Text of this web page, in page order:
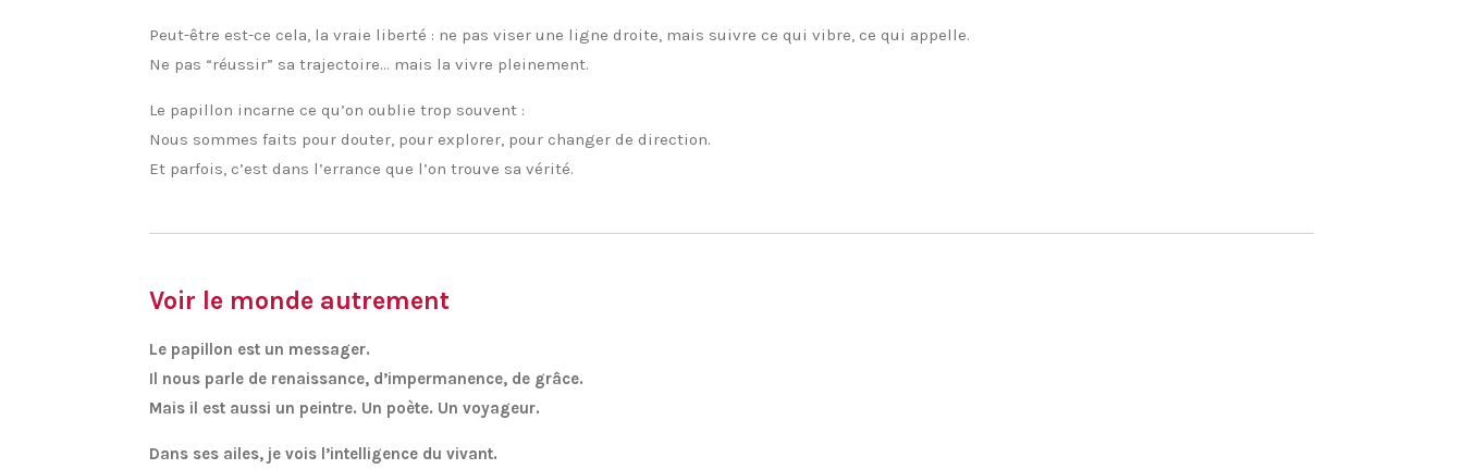
Peut-être est-ce cela, la vraie liberté : ne pas viser une ligne droite, mais suivre ce qui vibre, ce qui appelle.
Ne pas “réussir” sa trajectoire… mais la vivre pleinement.
Le papillon incarne ce qu’on oublie trop souvent :
Nous sommes faits pour douter, pour explorer, pour changer de direction.
Et parfois, c’est dans l’errance que l’on trouve sa vérité.
Voir le monde autrement
Le papillon est un messager.
Il nous parle de renaissance, d’impermanence, de grâce.
Mais il est aussi un peintre. Un poète. Un voyageur.
Dans ses ailes, je vois l’intelligence du vivant.